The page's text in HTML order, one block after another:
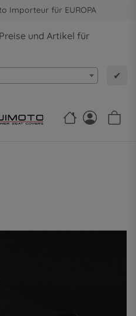
Importeur für EUROPA
und Artikel für
✔